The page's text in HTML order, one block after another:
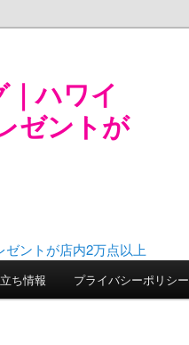
ハワイ
ゼントが
ち情報 プライバシーポリシー